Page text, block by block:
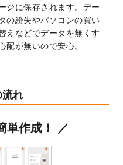
形式が増えました。
、tifに対応）
りのカレンダーデザイン
ザインテンプレート
インテンプレート
状デザインテンプレート
ジに保存されます。デー
タの紛失やパソコンの買い
えなどでデータを無くす
配が無いので安心。
流れ
単作成！ ／